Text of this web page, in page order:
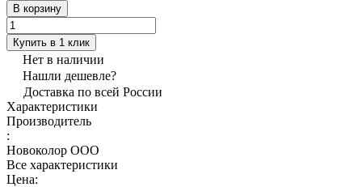
В корзину
Купить в 1 клик
Нет в наличии
Нашли дешевле?
Доставка по всей России
Характеристики
Производитель
:
Новоколор ООО
Все характеристики
Цена: